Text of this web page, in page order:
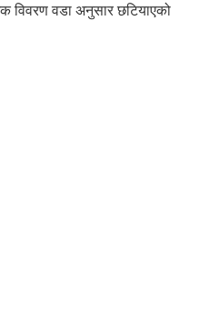
विवरण वडा अनुसार छटियाएको